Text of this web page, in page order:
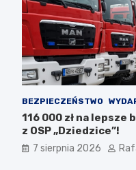
BEZPIECZEŃSTWO
116 000 zł na
z OSP „Dziedzice”!
7 sierpnia 2026